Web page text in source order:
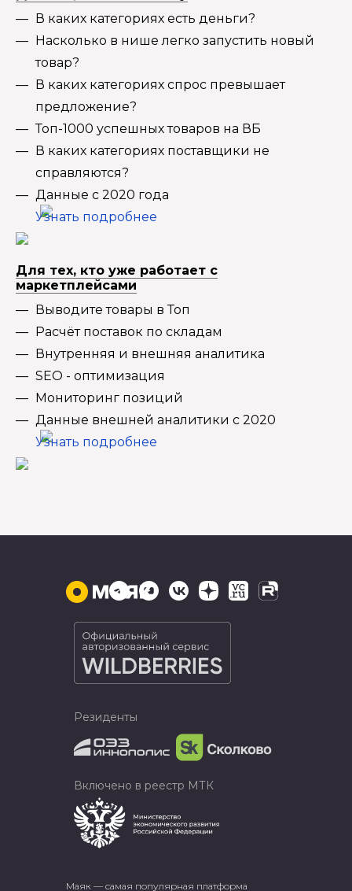
В каких категориях есть деньги?
Насколько в нише легко запустить новый
товар?
В каких категориях спрос превышает
предложение?
Топ-1000 успешных товаров на ВБ
В каких категориях поставщики не
справляются?
Данные с 2020 года
Узнать подробнее
Для тех, кто уже работает с
маркетплейсами
Выводите товары в Топ
Расчёт поставок по складам
Внутренняя и внешняя аналитика
SEO - оптимизация
Мониторинг позиций
Данные внешней аналитики с 2020
Узнать подробнее
Маяк — самая популярная платформа
Резиденты
Включено в реестр МТК